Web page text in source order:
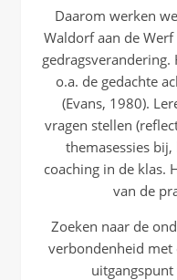
Daarom werken
Waldorf aan de
o.a. de gedachte
(Evans, 1980).
vragen stellen
themasessies
coaching in de klas.
van de
Zoeken naar de
verbondenheid met